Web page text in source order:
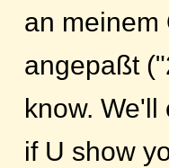
an meinem
angepaßt
know. We'll
if U show